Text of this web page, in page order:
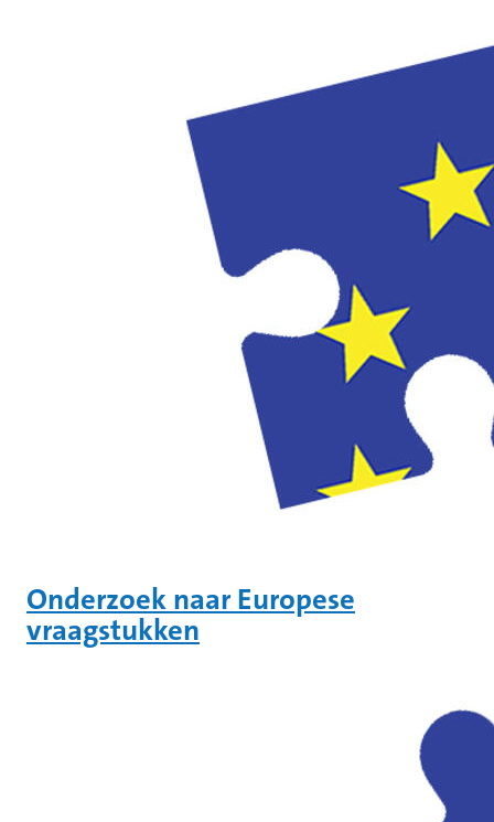
Onderzoek naar Europese
vraagstukken